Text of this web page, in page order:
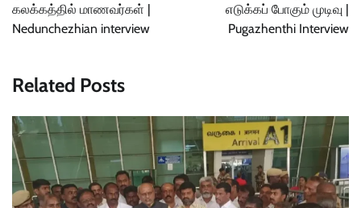
கலக்கத்தில் மாணவர்கள் |
Nedunchezhian interview
எடுக்கப் போகும் முடிவு |
Pugazhenthi Interview
Related Posts